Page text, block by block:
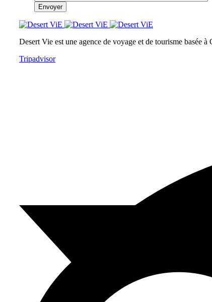
Desert Vie est une agence de voyage et de tourisme basée
Tripadvisor